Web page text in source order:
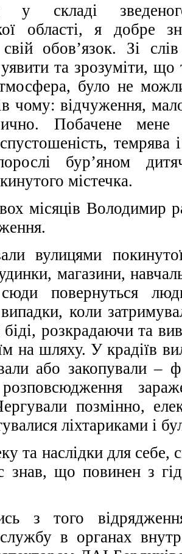
у складі
області, я добре
обов’язок. Зі
та зрозуміти, що
було не
чому: відчуження,
Побачене
темрява
бур’яном
містечка.
місяців Володимир
вулицями
магазини,
повернуться
коли
розкрадаючи та
на шляху. У крадіїв
або закопували –
позмінно,
ліхтариками і
та наслідки для себе,
знав, що повинен з
з того
в органах